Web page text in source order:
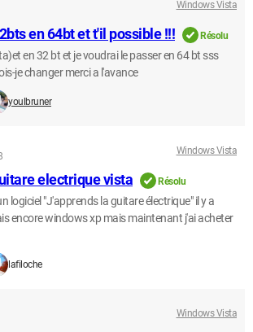
Windows Vista
en 64bt et t'il possible !!! Résolu
en 32 bt et je voudrai le passer en 64 bt sss
je changer merci a l'avance
youlbruner
Windows Vista
electrique vista Résolu
logiciel "J'apprends la guitare électrique" il y a
encore windows xp mais maintenant j'ai acheter
lafiloche
Windows Vista